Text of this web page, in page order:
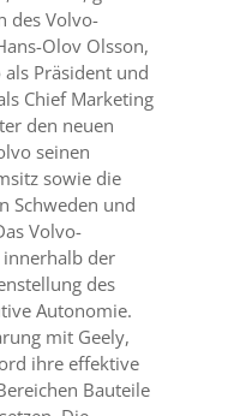
des Volvo-
Olov Olsson,
Präsident und
Chief Marketing
den neuen
seinen
sowie die
Schweden und
Volvo-
innerhalb der
des
Autonomie.
mit Geely,
ihre effektive
Bauteile